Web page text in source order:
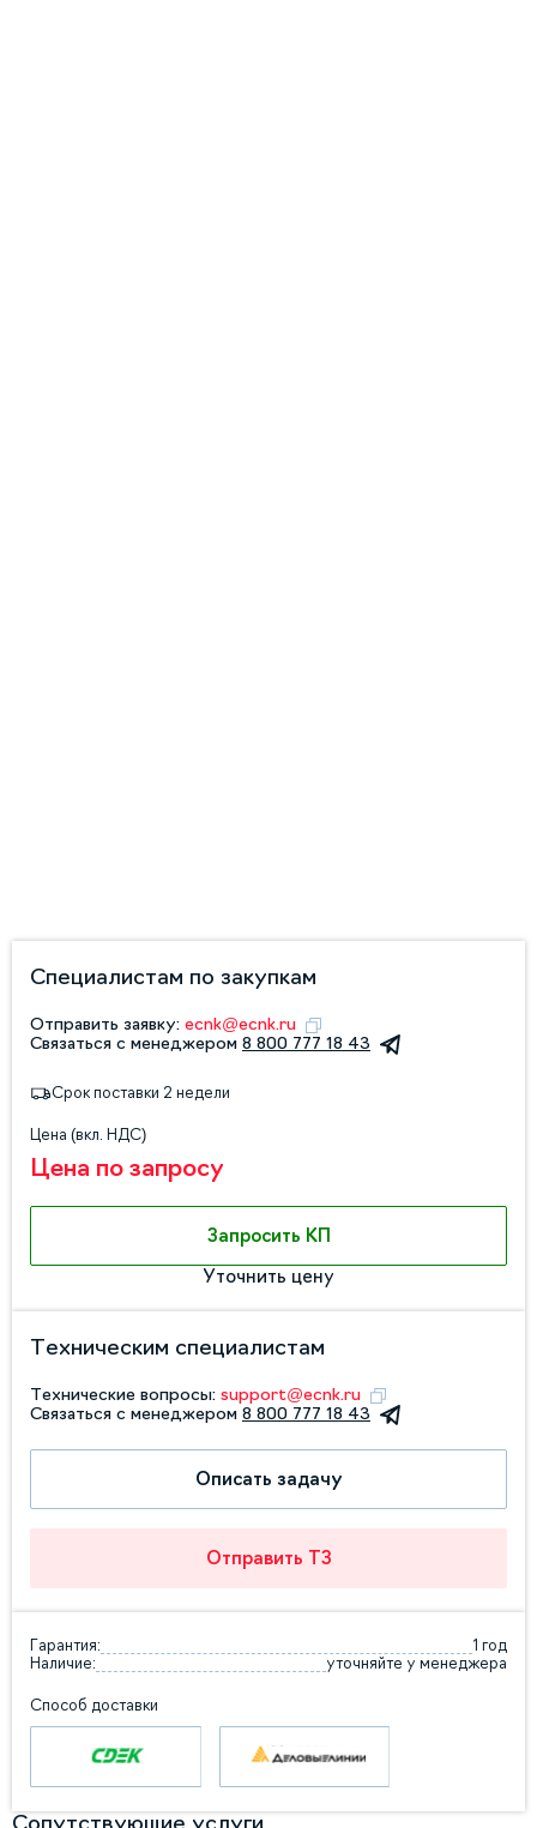
Специалистам по закупкам
Отправить заявку: ecnk@ecnk.ru
Связаться с менеджером 8 800 777 18 43
Срок поставки 2 недели
Цена (вкл. НДС)
Цена по запросу
Запросить КП
Уточнить цену
Техническим специалистам
Технические вопросы: support@ecnk.ru
Связаться с менеджером 8 800 777 18 43
Описать задачу
Отправить ТЗ
Гарантия:
1 год
Наличие:
уточняйте у менеджера
Способ доставки
Сопутствующие услуги